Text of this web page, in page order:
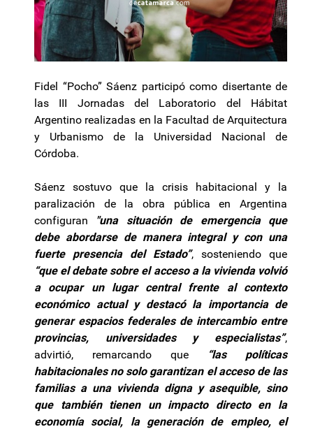
Fidel “Pocho” Sáenz participó como disertante de
las III Jornadas del Laboratorio del Hábitat
Argentino realizadas en la Facultad de Arquitectura
y Urbanismo de la Universidad Nacional de
Córdoba.
Sáenz sostuvo que la crisis habitacional y la
paralización de la obra pública en Argentina
configuran "una situación de emergencia que
debe abordarse de manera integral y con una
fuerte presencia del Estado”, sosteniendo que
“que el debate sobre el acceso a la vivienda volvió
a ocupar un lugar central frente al contexto
económico actual y destacó la importancia de
generar espacios federales de intercambio entre
provincias, universidades y especialistas”,
advirtió, remarcando que
“las políticas
habitacionales no solo garantizan el acceso de las
familias a una vivienda digna y asequible, sino
que también tienen un impacto directo en la
economía social, la generación de empleo, el